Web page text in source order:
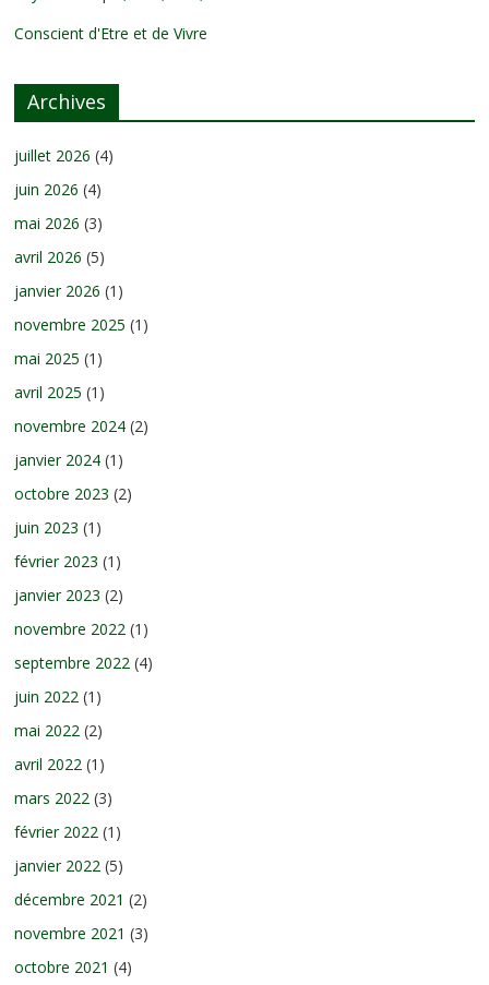
Conscient d'Etre et de Vivre
Archives
juillet 2026 (4)
juin 2026 (4)
mai 2026 (3)
avril 2026 (5)
janvier 2026 (1)
novembre 2025 (1)
mai 2025 (1)
avril 2025 (1)
novembre 2024 (2)
janvier 2024 (1)
octobre 2023 (2)
juin 2023 (1)
février 2023 (1)
janvier 2023 (2)
novembre 2022 (1)
septembre 2022 (4)
juin 2022 (1)
mai 2022 (2)
avril 2022 (1)
mars 2022 (3)
février 2022 (1)
janvier 2022 (5)
décembre 2021 (2)
novembre 2021 (3)
octobre 2021 (4)